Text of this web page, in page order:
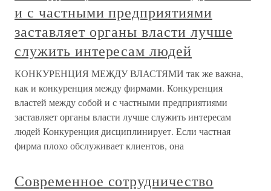
и с частными предприятиями
заставляет органы власти лучше
служить интересам людей
КОНКУРЕНЦИЯ МЕЖДУ ВЛАСТЯМИ так же важна,
как и конкуренция между фирмами. Конкуренция
властей между собой и с частными предприятиями
заставляет органы власти лучше служить интересам
людей Конкуренция дисциплинирует. Если частная
фирма плохо обслуживает клиентов, она
Современное сотрудничество